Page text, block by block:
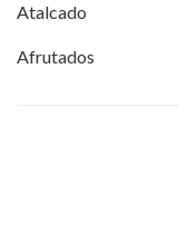
Atalcado
Afrutados